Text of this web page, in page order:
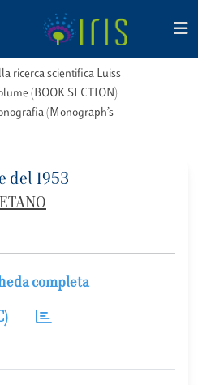
ricerca scientifica Luiss
(BOOK SECTION)
(Monograph’s
del 1953
completa